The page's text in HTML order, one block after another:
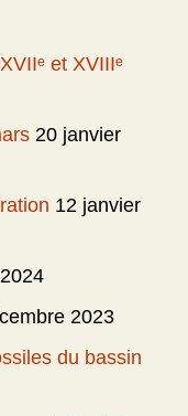
et XVIIIᵉ
20 janvier
12 janvier
2023
du bassin